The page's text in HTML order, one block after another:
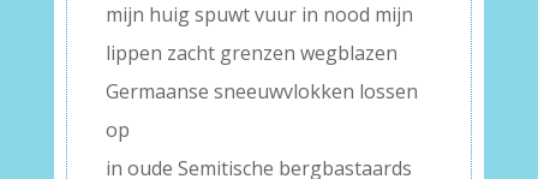
mijn huig spuwt vuur in nood mijn
lippen zacht grenzen wegblazen
Germaanse sneeuwvlokken lossen
op
in oude Semitische bergbastaards